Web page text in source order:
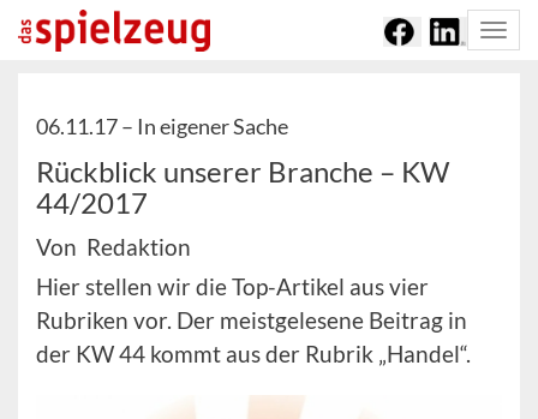
06.11.17 – In eigener Sache
Rückblick unserer Branche – KW
44/2017
Von Redaktion
Hier stellen wir die Top-Artikel aus vier
Rubriken vor. Der meistgelesene Beitrag in
der KW 44 kommt aus der Rubrik „Handel“.